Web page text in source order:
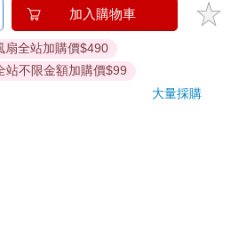
作ATM! 如接獲電話要求您前往
示，以免受騙上當！
期，退回商品須為全新狀態**
加入購物車
全站加購價$490
不限金額加購價$99
大量採購